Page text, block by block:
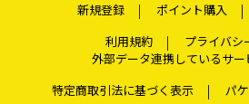
新規登録 ポイント購入
利用規約
プライバシ
外部データ連携しているサ
特定商取引法に基づく表示
パ